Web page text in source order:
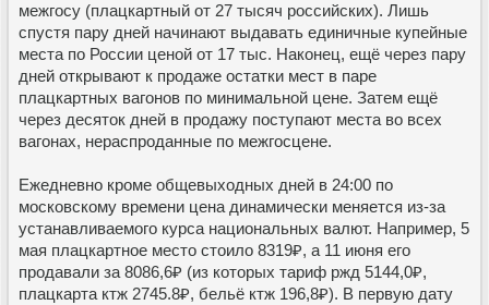
межгосу (плацкартный от 27 тысяч российских). Лишь
спустя пару дней начинают выдавать единичные купейные
места по России ценой от 17 тыс. Наконец, ещё через пару
дней открывают к продаже остатки мест в паре
плацкартных вагонов по минимальной цене. Затем ещё
через десяток дней в продажу поступают места во всех
вагонах, нераспроданные по межгосцене.
Ежедневно кроме общевыходных дней в 24:00 по
московскому времени цена динамически меняется из-за
устанавливаемого курса национальных валют. Например, 5
мая плацкартное место стоило 8319₽, а 11 июня его
продавали за 8086,6₽ (из которых тариф ржд 5144,0₽,
плацкарта ктж 2745.8₽, бельё ктж 196,8₽). В первую дату